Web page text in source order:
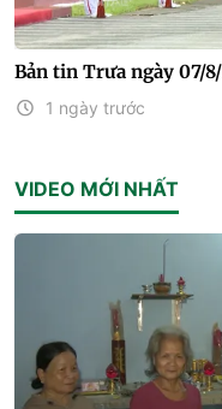
Bản tin Trưa ngày 07/
1 ngày trước
VIDEO MỚI NHẤT